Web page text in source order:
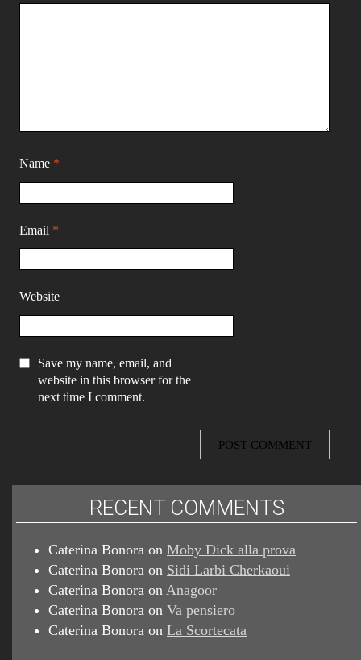
Name *
Email *
Website
Save my name, email, and
website in this browser for the
next time I comment.
RECENT COMMENTS
Caterina Bonora on Moby Dick alla prova
Caterina Bonora on Sidi Larbi Cherkaoui
Caterina Bonora on Anagoor
Caterina Bonora on Va pensiero
Caterina Bonora on La Scortecata